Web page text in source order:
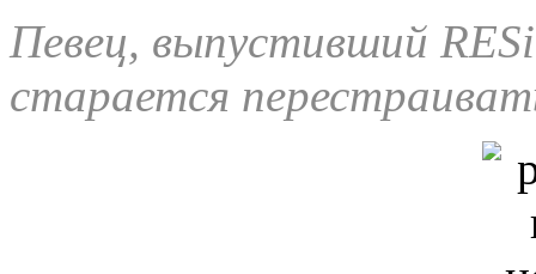
Певец, выпустивший
старается